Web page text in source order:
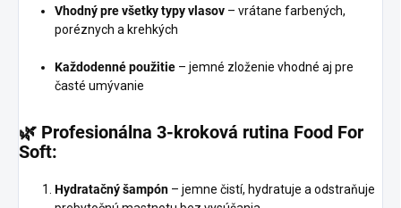
Vhodný pre všetky typy vlasov – vrátane farbených,
poréznych a krehkých
Každodenné použitie – jemné zloženie vhodné aj pre
časté umývanie
🌿 Profesionálna 3-kroková rutina Food For
Soft:
Hydratačný šampón – jemne čistí, hydratuje a odstraňuje